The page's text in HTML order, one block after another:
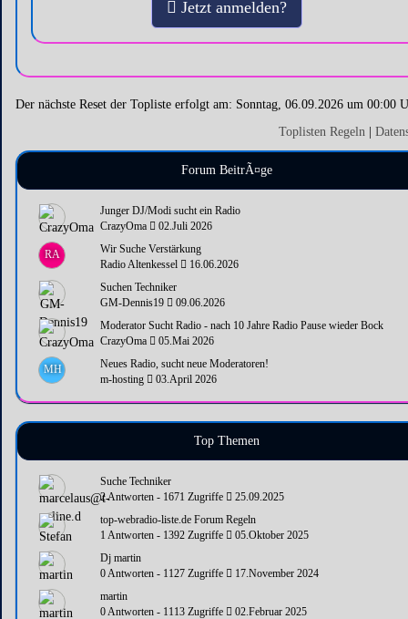
Jetzt anmelden?
Der nächste Reset der Topliste erfolgt am: Sonntag, 06.09.2026 um 00:00
Toplisten Regeln
Forum BeitrÃ¤ge
Junger DJ/Modi sucht ein Radio
CrazyOma
02.Juli 2026
RA
Wir Suche Verstärkung
Radio Altenkessel
16.06.2026
Suchen Techniker
GM-Dennis19
09.06.2026
Moderator Sucht Radio - nach 10 Jahre Radio Pause wieder Bock
CrazyOma
05.Mai 2026
MH
Neues Radio, sucht neue Moderatoren!
m-hosting
03.April 2026
Top Themen
Suche Techniker
2 Antworten - 1671 Zugriffe
25.09.2025
top-webradio-liste.de Forum Regeln
1 Antworten - 1392 Zugriffe
05.Oktober 2025
Dj martin
0 Antworten - 1127 Zugriffe
17.November 2024
martin
0 Antworten - 1113 Zugriffe
02.Februar 2025